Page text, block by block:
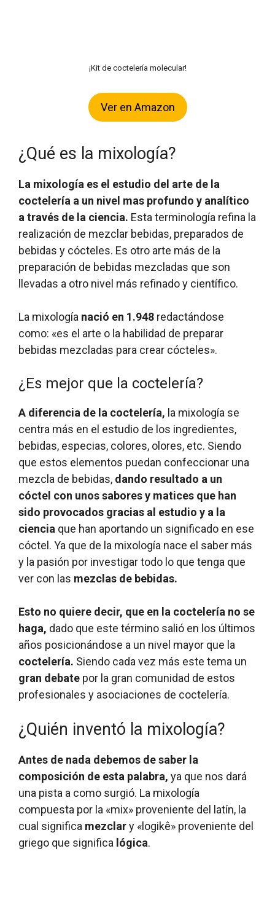
¡Kit de coctelería molecular!
Ver en Amazon
¿Qué es la mixología?
La mixología es el estudio del arte de la
coctelería a un nivel mas profundo y analítico
a través de la ciencia. Esta terminología refina la
realización de mezclar bebidas, preparados de
bebidas y cócteles. Es otro arte más de la
preparación de bebidas mezcladas que son
llevadas a otro nivel más refinado y científico.
La mixología nació en 1.948 redactándose
como: «es el arte o la habilidad de preparar
bebidas mezcladas para crear cócteles».
¿Es mejor que la coctelería?
A diferencia de la coctelería, la mixología se
centra más en el estudio de los ingredientes,
bebidas, especias, colores, olores, etc. Siendo
que estos elementos puedan confeccionar una
mezcla de bebidas, dando resultado a un
cóctel con unos sabores y matices que han
sido provocados gracias al estudio y a la
ciencia que han aportando un significado en ese
cóctel. Ya que de la mixología nace el saber más
y la pasión por investigar todo lo que tenga que
ver con las mezclas de bebidas.
Esto no quiere decir, que en la coctelería no se
haga, dado que este término salió en los últimos
años posicionándose a un nivel mayor que la
coctelería. Siendo cada vez más este tema un
gran debate por la gran comunidad de estos
profesionales y asociaciones de coctelería.
¿Quién inventó la mixología?
Antes de nada debemos de saber la
composición de esta palabra, ya que nos dará
una pista a como surgió. La mixología
compuesta por la «mix» proveniente del latín, la
cual significa mezclary «logikê» proveniente del
griego que significa lógica.